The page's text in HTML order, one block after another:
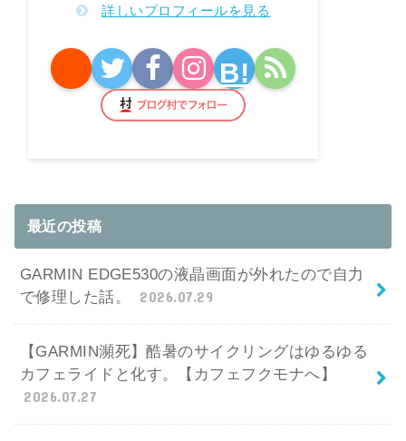
詳しいプロフィールを見る
B!
最近の投稿
GARMIN EDGE530の液晶画面が外れたので自力
で修理した話。
2026.07.29
【GARMIN瀕死】酷暑のサイクリングはゆるゆる
カフェライドと化す。【カフェフクモナへ】
2026.07.27